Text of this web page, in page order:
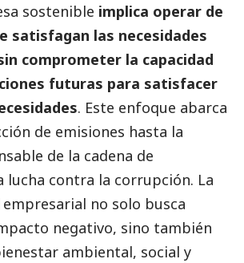
sostenible implica operar de
satisfagan las necesidades
comprometer la capacidad
futuras para satisfacer
. Este enfoque abarca
de emisiones hasta la
de la cadena de
lucha contra la corrupción. La
no solo busca
negativo, sino también
ambiental, social y